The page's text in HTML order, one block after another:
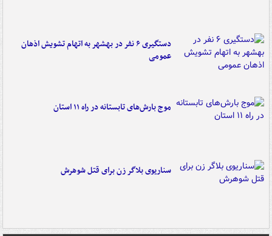
دستگیری ۶ نفر در بهشهر به اتهام تشویش اذهان
عمومی
موج بارش‌های تابستانه در راه ۱۱ استان
سناریوی بلاگر زن برای قتل شوهرش